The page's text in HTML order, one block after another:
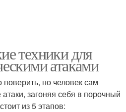
техники для
атаками
но человек сам
загоняя себя в порочный
из 5 этапов: